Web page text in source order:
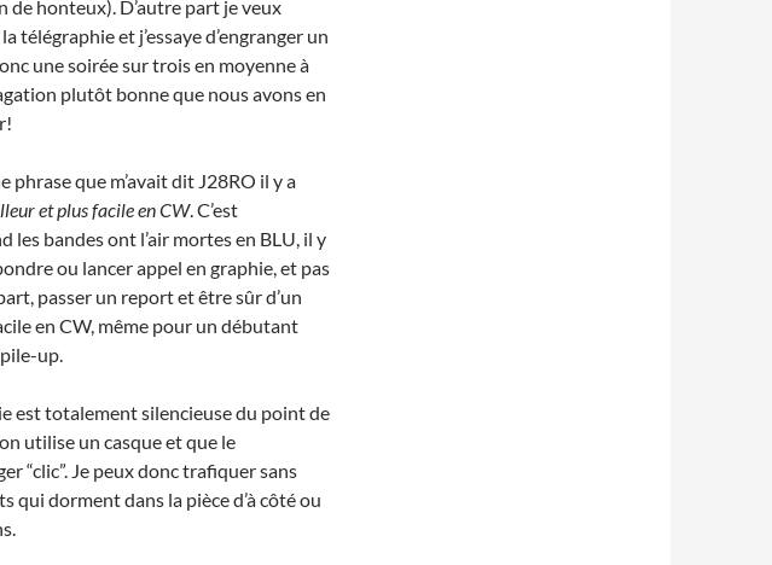
de honteux). D’autre part je veux
télégraphie et j’essaye d’engranger un
une soirée sur trois en moyenne à
plutôt bonne que nous avons en
phrase que m’avait dit J28RO il y a
et plus facile en CW. C’est
les bandes ont l’air mortes en BLU, il y
ou lancer appel en graphie, et pas
passer un report et être sûr d’un
en CW, même pour un débutant
up.
est totalement silencieuse du point de
utilise un casque et que le
“clic”. Je peux donc trafiquer sans
qui dorment dans la pièce d’à côté ou